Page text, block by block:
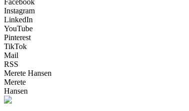
Facebook
Instagram
LinkedIn
YouTube
Pinterest
TikTok
Mail
RSS
Merete Hansen
Merete
Hansen